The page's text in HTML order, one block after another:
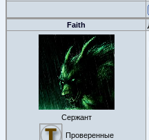
Faith
Сержант
Проверенные